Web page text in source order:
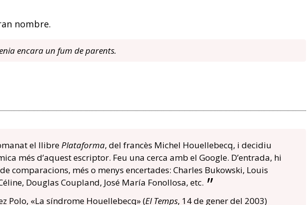
nombre.
encara un fum de parents.
el llibrePlataforma, del francès Michel Houellebecq, i decidiu
més d’aquest escriptor. Feu una cerca amb el Google. D’entrada, hi
de comparacions, més o menys encertades: Charles Bukowski, Louis
Douglas Coupland, José María Fonollosa, etc.
Polo, «La síndrome Houellebecq» (El Temps, 14 de gener del 2003)